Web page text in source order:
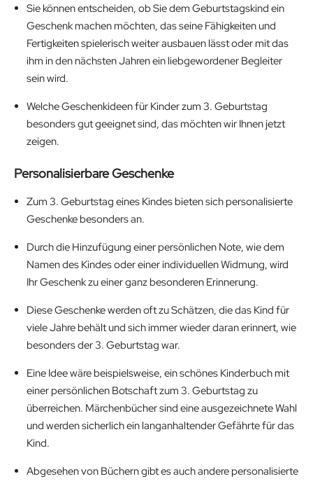
Sie können entscheiden, ob Sie dem Geburtstagskind ein
Geschenk machen möchten, das seine Fähigkeiten und
Fertigkeiten spielerisch weiter ausbauen lässt oder mit das
ihm in den nächsten Jahren ein liebgewordener Begleiter
sein wird.
Welche Geschenkideen für Kinder zum 3. Geburtstag
besonders gut geeignet sind, das möchten wir Ihnen jetzt
zeigen.
Personalisierbare Geschenke
Zum 3. Geburtstag eines Kindes bieten sich personalisierte
Geschenke besonders an.
Durch die Hinzufügung einer persönlichen Note, wie dem
Namen des Kindes oder einer individuellen Widmung, wird
Ihr Geschenk zu einer ganz besonderen Erinnerung.
Diese Geschenke werden oft zu Schätzen, die das Kind für
viele Jahre behält und sich immer wieder daran erinnert, wie
besonders der 3. Geburtstag war.
Eine Idee wäre beispielsweise, ein schönes Kinderbuch mit
einer persönlichen Botschaft zum 3. Geburtstag zu
überreichen. Märchenbücher sind eine ausgezeichnete Wahl
und werden sicherlich ein langanhaltender Gefährte für das
Kind.
Abgesehen von Büchern gibt es auch andere personalisierte